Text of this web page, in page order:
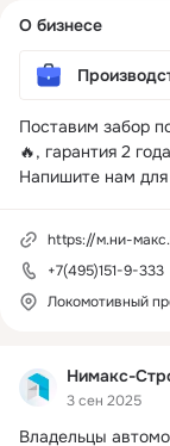
Нимакс-
3 сен 2025
Владельцы
колонка
О бизнесе
Поставим забор
🔥, гарантия 2
Напишите нам
https://м.ни-
+7(495)151-9-333
Локомотивный